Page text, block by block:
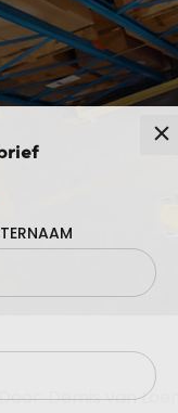
Demis van